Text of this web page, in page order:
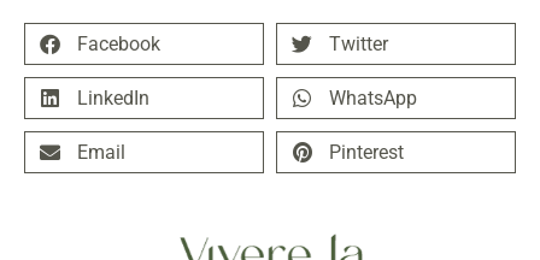
Facebook Twitter
LinkedIn WhatsApp
Email Pinterest